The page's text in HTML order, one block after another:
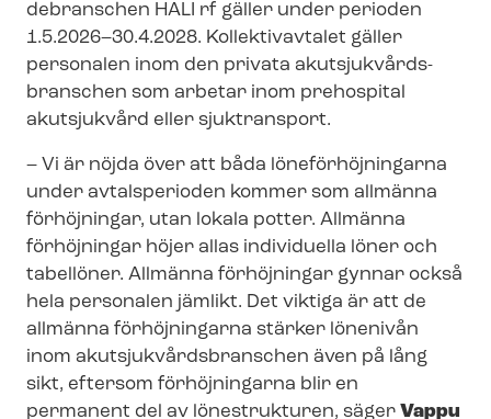
debran­schen HALI rf gäller under perioden
1.5.2026–30.4.2028. Kollektivavtalet gäller
personalen inom den privata akut­sjuk­vårds­
bran­schen som arbetar inom prehospital
akutsjukvård eller sjuktransport.
– Vi är nöjda över att båda lö­ne­för­höj­ning­ar­na
under avtalsperioden kommer som allmänna
förhöjningar, utan lokala potter. Allmänna
förhöjningar höjer allas individuella löner och
tabellöner. Allmänna förhöjningar gynnar också
hela personalen jämlikt. Det viktiga är att de
allmänna förhöjningarna stärker lönenivån
inom akut­sjuk­vårds­bran­schen även på lång
sikt, eftersom förhöjningarna blir en
permanent del av lönestrukturen, säger Vappu